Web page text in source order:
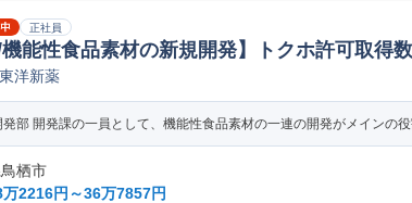
正社員
/機能性食品素材の新規開発】トクホ許可取得
(食品/飲料/たばこ)
洋新薬
発部 開発課の一員として、機能性食品素材の一連の開発がメインの
栖市
万2216円～36万7857円